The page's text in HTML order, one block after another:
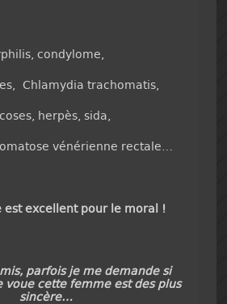
condylome,
Chlamydia trachomatis,
herpès, sida,
vénérienne rectale…
est excellent pour le moral !
parfois je me demande si
voue cette femme est des plus
sincère…